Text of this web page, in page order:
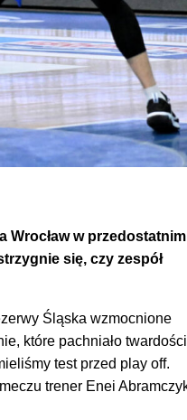
Wrocław w przedostatnim
się, czy zespół
Śląska wzmocnione
które pachniało
test przed play off.
trener Enei